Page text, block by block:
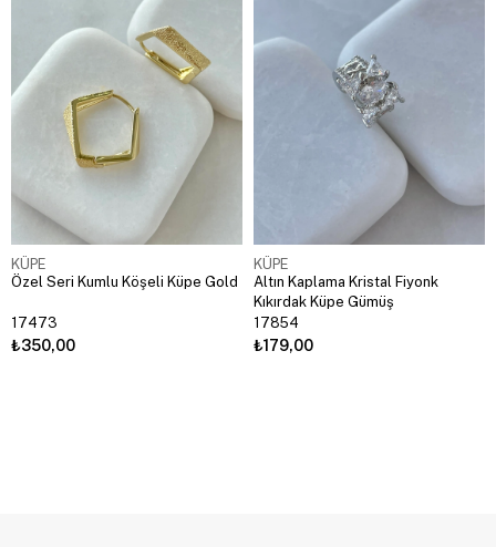
KÜPE
Özel Seri Kumlu Köşeli Küpe Gold
17473
₺350,00
KÜPE
Altın Kaplama Kristal Fiyonk
Kıkırdak Küpe Gümüş
17854
₺179,00